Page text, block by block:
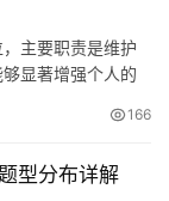
主要职责是维护
显著增强个人的
166
型分布详解